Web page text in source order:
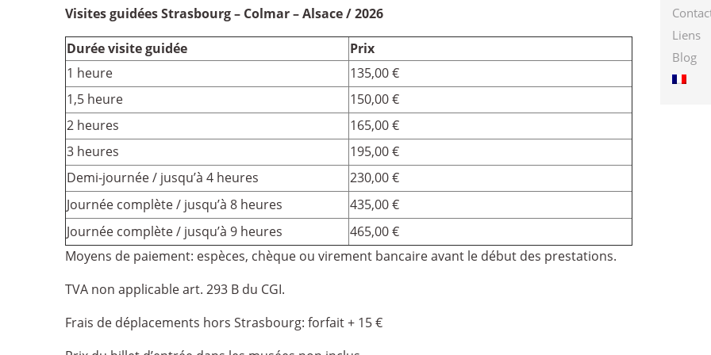
Visites guidées Strasbourg – Colmar – Alsace / 2026
Durée visite guidée
Prix
1 heure
135,00 €
1,5 heure
150,00 €
2 heures
165,00 €
3 heures
195,00 €
Demi-journée / jusqu’à 4 heures
230,00 €
Journée complète / jusqu’à 8 heures
435,00 €
Journée complète / jusqu’à 9 heures
465,00 €
Moyens de paiement: espèces, chèque ou virement bancaire avant le début des prestations.
TVA non applicable art. 293 B du CGI.
Frais de déplacements hors Strasbourg: forfait + 15 €
Liens
Blog